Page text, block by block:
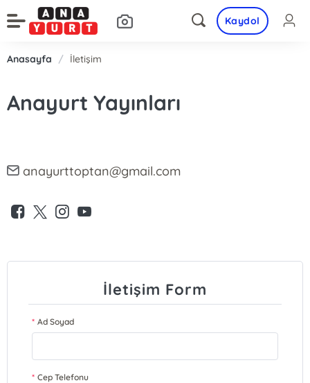
Kaydol
Anasayfa / İletişim
Anayurt Yayınları
anayurttoptan@gmail.com
İletişim Form
Ad Soyad
Cep Telefonu